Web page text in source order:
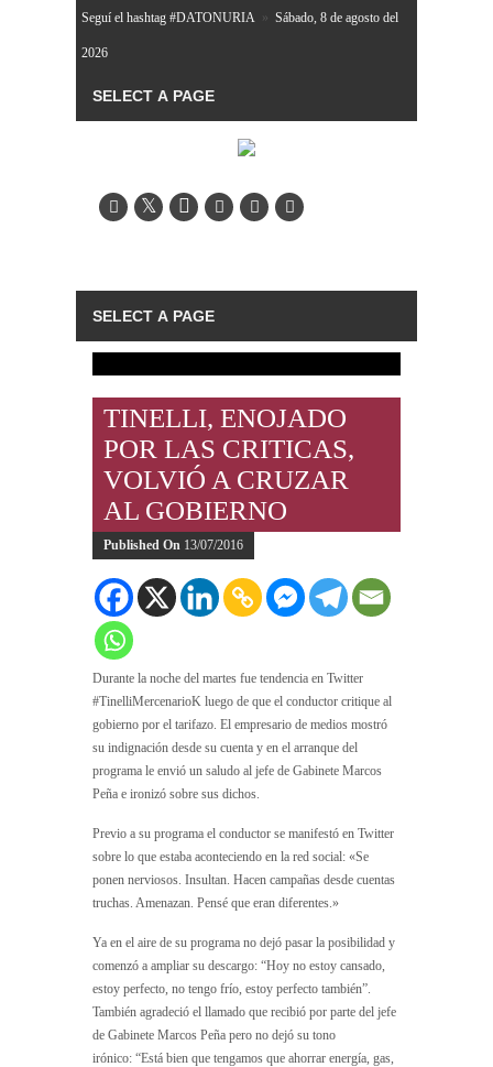
Seguí el hashtag #DATONURIA » Sábado, 8 de agosto del
2026
TINELLI, ENOJADO
POR LAS CRITICAS,
VOLVIÓ A CRUZAR
AL GOBIERNO
Published On 13/07/2016
Durante la noche del martes fue tendencia en Twitter
#TinelliMercenarioK luego de que el conductor critique al
gobierno por el tarifazo. El empresario de medios mostró
su indignación desde su cuenta y en el arranque del
programa le envió un saludo al jefe de Gabinete Marcos
Peña e ironizó sobre sus dichos.
Previo a su programa el conductor se manifestó en Twitter
sobre lo que estaba aconteciendo en la red social: «Se
ponen nerviosos. Insultan. Hacen campañas desde cuentas
truchas. Amenazan. Pensé que eran diferentes.»
Ya en el aire de su programa no dejó pasar la posibilidad y
comenzó a ampliar su descargo: “Hoy no estoy cansado,
estoy perfecto, no tengo frío, estoy perfecto también”.
También agradeció el llamado que recibió por parte del jefe
de Gabinete Marcos Peña pero no dejó su tono
irónico: “Está bien que tengamos que ahorrar energía, gas,